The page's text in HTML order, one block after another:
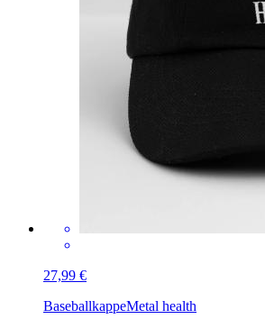
27,99 €
BaseballkappeMetal health